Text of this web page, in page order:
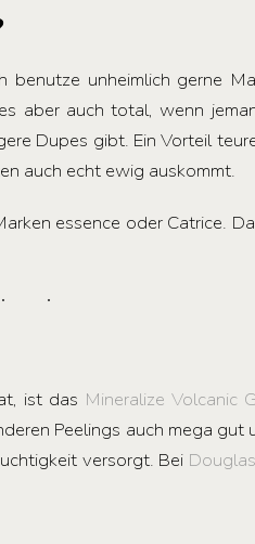
benutze unheimlich gerne
aber auch total, wenn
Dupes gibt. Ein Vorteil
auch echt ewig auskommt.
essence oder Catrice.
ist das Mineralize Volcanic
Peelings auch mega gut
versorgt. Bei Douglas